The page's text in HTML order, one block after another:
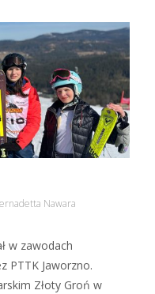
Nawara
w zawodach
PTTK Jaworzno.
Złoty Groń w